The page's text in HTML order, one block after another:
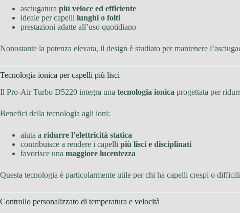
asciugatura più veloce ed efficiente
ideale per capelli lunghi o folti
prestazioni adatte all’uso quotidiano
Nonostante la potenza elevata, il design è studiato per mantenere
Tecnologia ionica per capelli più lisci
Il Pro-Air Turbo D5220 integra una tecnologia ionica progettata per
Benefici della tecnologia agli ioni:
aiuta a ridurre l’elettricità statica
contribuisce a rendere i capelli più lisci e disciplinati
favorisce una maggiore lucentezza
Questa tecnologia è particolarmente utile per chi ha capelli crespi o
Controllo personalizzato di temperatura e velocità